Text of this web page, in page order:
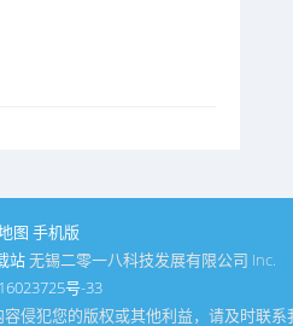
图 手机版
站无锡二零一八科技发展有限公司 Inc.
号-33
侵犯您的版权或其他利益，请及时联系